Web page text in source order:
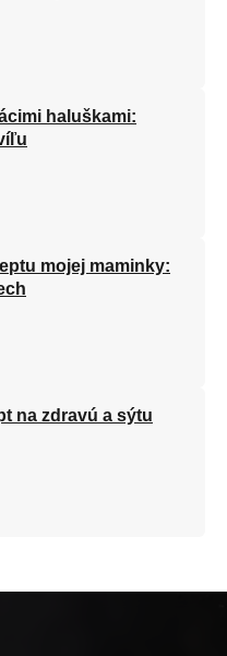
haluškami:
mojej maminky:
na zdravú a sýtu